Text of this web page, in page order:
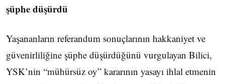
şüphe düşürdü
Yaşananların referandum sonuçlarının hakkaniyet ve
güvenirliliğine şüphe düşürdüğünü vurgulayan Bilici,
YSK’nin “mühürsüz oy” kararının yasayı ihlal etmenin